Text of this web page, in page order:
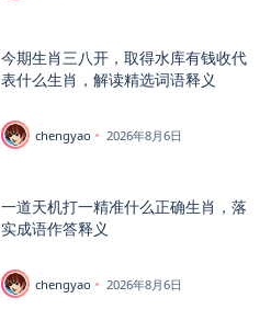
今期生肖三八开，取得水库有钱收代
表什么生肖，解读精选词语释义
chengyao 2026年8月6日
一道天机打一精准什么正确生肖，落
实成语作答释义
chengyao 2026年8月6日